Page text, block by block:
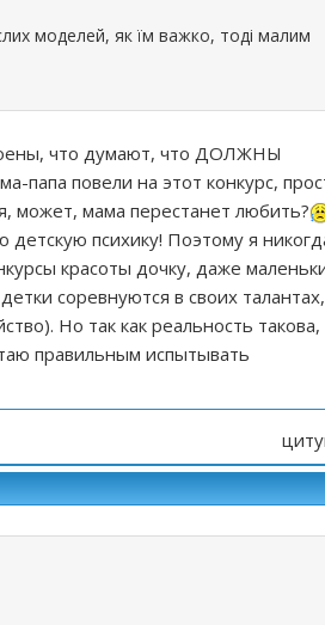
моделей, як їм важко, тоді малим
что думают, что ДОЛЖНЫ
папа повели на этот конкурс,
может, мама перестанет любить?
детскую психику! Поэтому я
красоты дочку, даже
соревнуются в своих талантах,
Но так как реальность такова,
правильным испытывать